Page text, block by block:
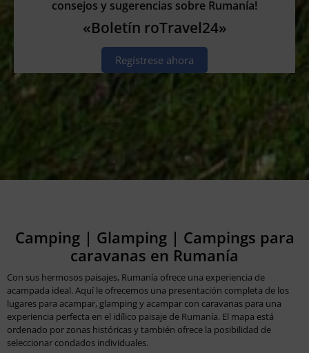
consejos y sugerencias sobre Rumanía!
«Boletín roTravel24»
Regístrese ahora
Camping | Glamping | Campings para
caravanas en Rumanía
Con sus hermosos paisajes, Rumanía ofrece una experiencia de
acampada ideal. Aquí le ofrecemos una presentación completa de los
lugares para acampar, glamping y acampar con caravanas para una
experiencia perfecta en el idílico paisaje de Rumanía. El mapa está
ordenado por zonas históricas y también ofrece la posibilidad de
seleccionar condados individuales.